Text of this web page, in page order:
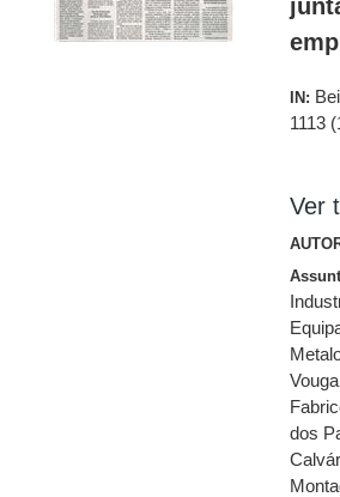
IN:
1113
Ver
dos